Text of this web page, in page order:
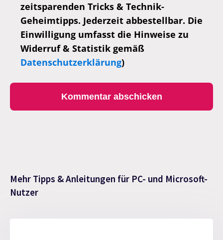
zeitsparenden Tricks & Technik-
Geheimtipps. Jederzeit abbestellbar. Die
Einwilligung umfasst die Hinweise zu
Widerruf & Statistik gemäß
Datenschutzerklärung)
Mehr Tipps & Anleitungen für PC- und Microsoft-
Nutzer